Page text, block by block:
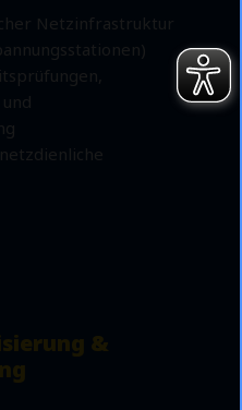
Netzinfrastruktur
&